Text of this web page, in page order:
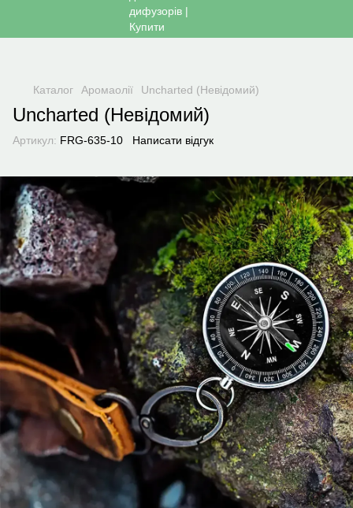
Каталог Аромаолії Uncharted (Невідомий)
Uncharted (Невідомий)
Артикул: FRG-635-10 Написати відгук